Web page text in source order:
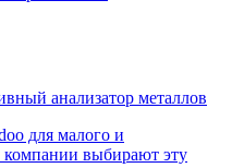
анализатор металлов